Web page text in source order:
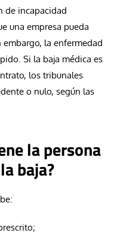
de incapacidad
una empresa pueda
la enfermedad
Si la baja médica es
los tribunales
o nulo, según las
la persona
baja?